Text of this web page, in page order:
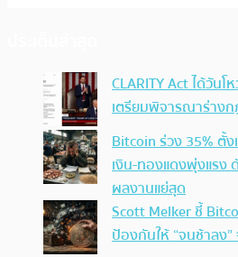
CLARITY Act ได้วัน
เตรียมพิจารณาร่าง
Bitcoin ร่วง 35% ตั้
เงิน-ทองแดงพุ่งแรง
ผลงานแย่สุด
Scott Melker ชี้
ป้องกันให้ “จนช้าลง”